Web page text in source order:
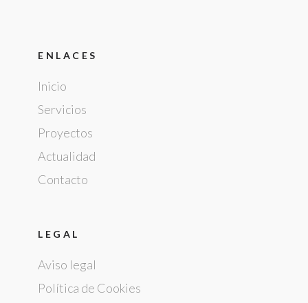
ENLACES
Inicio
Servicios
Proyectos
Actualidad
Contacto
LEGAL
Aviso legal
Política de Cookies